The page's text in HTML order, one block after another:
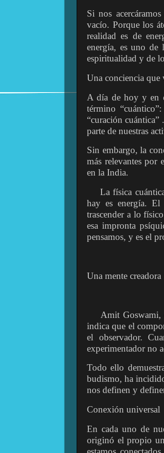
Si nos
vacío. Porque los
realidad es de
energía, es uno de
espiritualidad y de
Una conciencia que
A día de hoy y en
término
“curación
parte de nuestras
Sin embargo, la
más relevantes por
en la India.
La física
hay es energía. El
trascender a lo
esa impronta
pensamos, y es el
Una mente creadora
Amit Goswami,
indica que el
el observador.
experimentador no
Todo ello
budismo, ha
nos definen y
Conexión universal
En cada uno de
originó el propio